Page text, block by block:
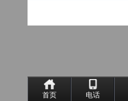
首页 电话